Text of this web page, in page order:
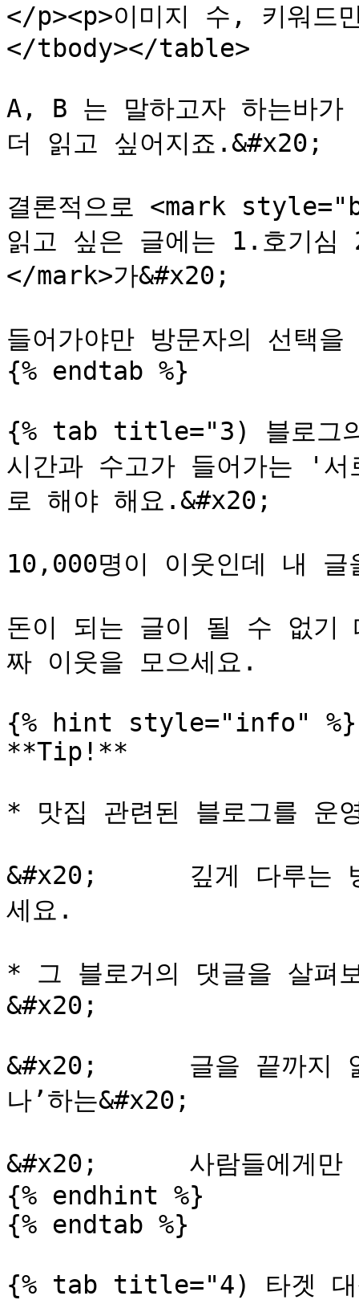
</p><p>이미지 수, 키워
</tbody></table>
A, B 는 말하고자 하는바가
더 읽고 싶어지죠.&#x20;
결론적으로 <mark
읽고 싶은 글에는 1.호기
</mark>가&#x20;
들어가야만 방문자의 선택
{% endtab %}
{% tab title="3) 블로그의
시간과 수고가 들어가는 '
로 해야 해요.&#x20;
10,000명이 이웃인데 내 글
돈이 되는 글이 될 수 없기
짜 이웃을 모으세요.
{% hint style="info" %}
**Tip!**
* 맛집 관련된 블로그를 운
&#x20;      깊게 다루는
세요.
* 그 블로거의 댓글을 살펴
&#x20;
&#x20;      글을 끝까지
나’하는&#x20;
&#x20;      사람들에게만
{% endhint %}
{% endtab %}
{% tab title="4) 타겟 대